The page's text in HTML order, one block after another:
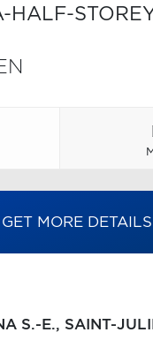
HALF-
GET MORE DETAILS
S.-E., SAINT-